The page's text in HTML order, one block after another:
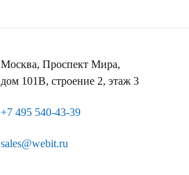
Москва, Проспект Мира,
дом 101В, строение 2, этаж 3
+7 495 540-43-39
sales@webit.ru